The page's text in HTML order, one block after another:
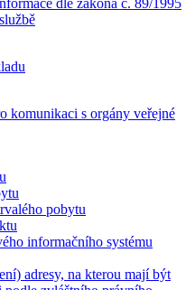
komunikaci s orgány veřejné
pobytu
informačního systému
adresy, na kterou mají být